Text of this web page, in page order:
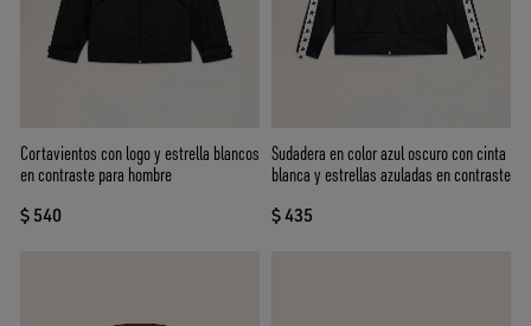
Cortavientos con logo y estrella blancos
en contraste para hombre
$ 540
Sudadera en color azul oscuro con cinta
blanca y estrellas azuladas en contraste
$ 435